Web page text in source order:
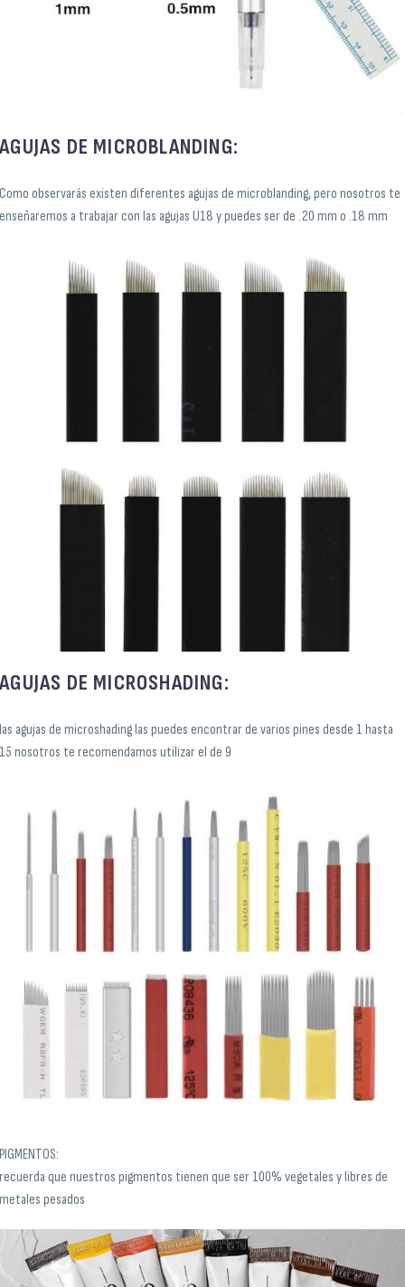
AGUJAS DE MICROBLANDING:
Como observarás existen diferentes agujas de microblanding, pero nosotros te
enseñaremos a trabajar con las agujas U18 y puedes ser de .20 mm o .18 mm
AGUJAS DE MICROSHADING:
las agujas de microshading las puedes encontrar de varios pines desde 1 hasta
15 nosotros te recomendamos utilizar el de 9
PIGMENTOS:
recuerda que nuestros pigmentos tienen que ser 100% vegetales y libres de
metales pesados